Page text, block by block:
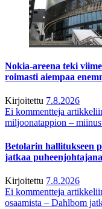
Nokia-areena teki
roimasti aiempaa
Kirjoitettu 7.8.2026
Ei kommentteja
miljoonatappion –
Betolarin hallitukseen
jatkaa puheenjohtajana
Kirjoitettu 7.8.2026
Ei kommentteja
osaamista – Dahlbom